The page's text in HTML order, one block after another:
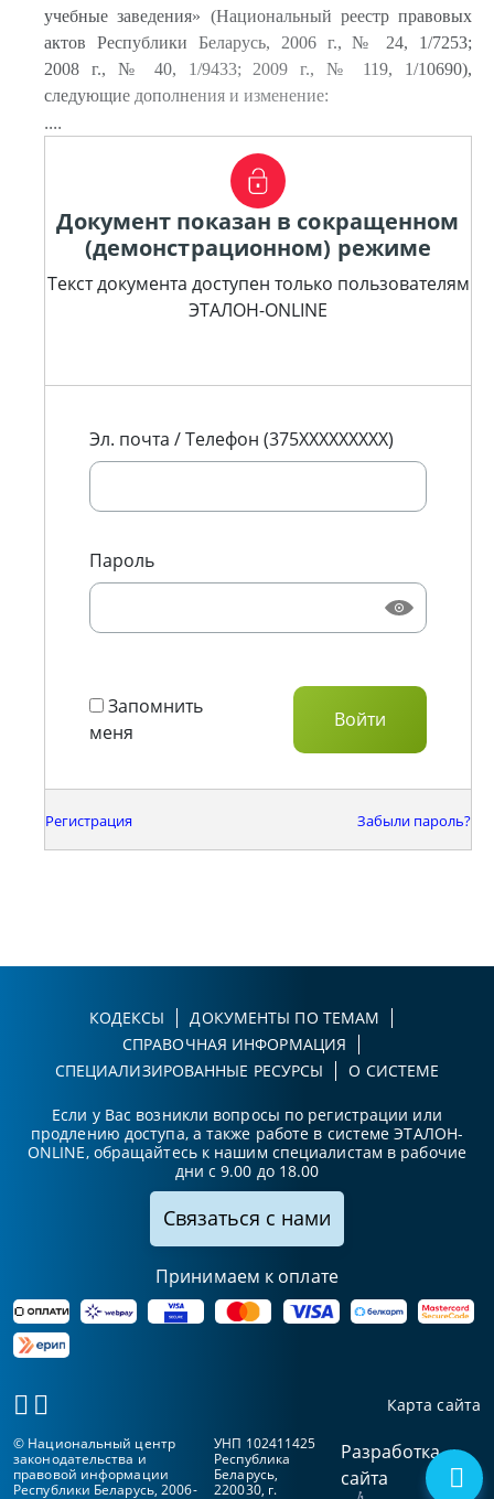
учебные заведения» (Национальный реестр правовых
актов Республики Беларусь, 2006 г., № 24, 1/7253;
2008 г., № 40, 1/9433; 2009 г., № 119, 1/10690),
следующие дополнения и изменение:
....
Документ показан в сокращенном
(демонстрационном) режиме
Текст документа доступен только пользователям
ЭТАЛОН-ONLINE
Эл. почта / Телефон (375XXXXXXXXX)
Пароль
Запомнить
меня
Регистрация Забыли пароль?
КОДЕКСЫ
ДОКУМЕНТЫ ПО ТЕМАМ
СПРАВОЧНАЯ ИНФОРМАЦИЯ
СПЕЦИАЛИЗИРОВАННЫЕ РЕСУРСЫ
О СИСТЕМЕ
Если у Вас возникли вопросы по регистрации или
продлению доступа, а также работе в системе ЭТАЛОН-
ONLINE, обращайтесь к нашим специалистам в рабочие
дни с 9.00 до 18.00
Связаться с нами
Принимаем к оплате
Карта сайта
© Национальный центр
законодательства и
правовой информации
Республики Беларусь, 2006-
УНП 102411425
Республика
Беларусь,
220030, г.
Разработка
сайта